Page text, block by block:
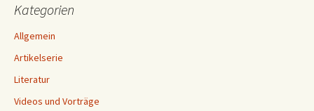
Kategorien
Allgemein
Artikelserie
Literatur
Videos und Vorträge